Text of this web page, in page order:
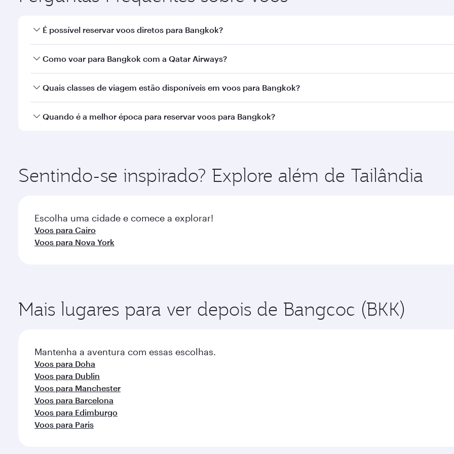
É possível reservar voos diretos para Bangkok?
Sim, a Qatar Airways opera voos diretos para Bangkok. Busque voos na nossa página inicial para encontrar
Como voar para Bangkok com a Qatar Airways?
Você pode voar diretamente para Bangkok com a Qatar Airways. Fazemos conexão via Doha a mais de 150
Quais classes de viagem estão disponíveis em voos para Bangkok?
A disponibilidade de classes de viagem depende da rota e da companhia aérea que opera o voo. Nos voos
Quando é a melhor época para reservar voos para Bangkok?
Sentindo-se inspirado? Explore além de Tailândia
Escolha uma cidade e comece a explorar!
Voos para Cairo
Voos para Nova York
Mais lugares para ver depois de Bangcoc (BKK)
Mantenha a aventura com essas escolhas.
Voos para Doha
Voos para Dublin
Voos para Manchester
Voos para Barcelona
Voos para Edimburgo
Voos para Paris